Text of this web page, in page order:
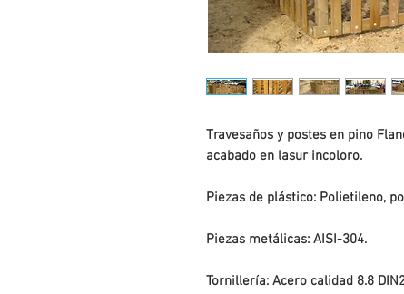
Travesaños y postes en pino
acabado en lasur incoloro.
Piezas de plástico: Polietileno,
Piezas metálicas: AISI-304.
Tornillería: Acero calidad 8.8